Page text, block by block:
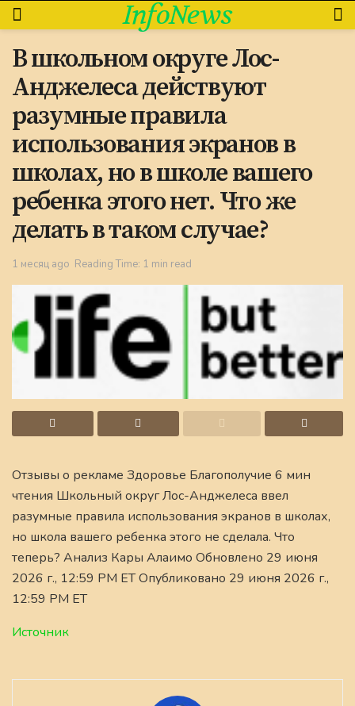
InfoNews
В школьном округе Лос-
Анджелеса действуют
разумные правила
использования экранов в
школах, но в школе вашего
ребенка этого нет. Что же
делать в таком случае?
1 месяц ago Reading Time: 1 min read
Отзывы о рекламе Здоровье Благополучие 6 мин
чтения Школьный округ Лос-Анджелеса ввел
разумные правила использования экранов в школах,
но школа вашего ребенка этого не сделала. Что
теперь? Анализ Кары Алаимо Обновлено 29 июня
2026 г., 12:59 PM ET Опубликовано 29 июня 2026 г.,
12:59 PM ET
Источник